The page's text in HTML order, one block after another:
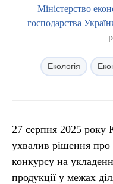
Міністерство
господарства
Екологія
27 серпня 2025 року
ухвалив рішення про
конкурсу на
продукції у межах